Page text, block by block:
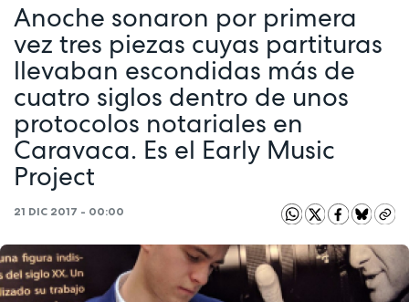
Anoche sonaron por primera
vez tres piezas cuyas partituras
llevaban escondidas más de
cuatro siglos dentro de unos
protocolos notariales en
Caravaca. Es el Early Music
Project
21 DIC 2017 - 00:00